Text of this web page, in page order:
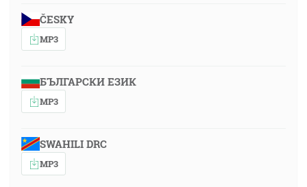
ČESKY
MP3
БЪЛГАРСКИ ЕЗИК
MP3
SWAHILI DRC
MP3